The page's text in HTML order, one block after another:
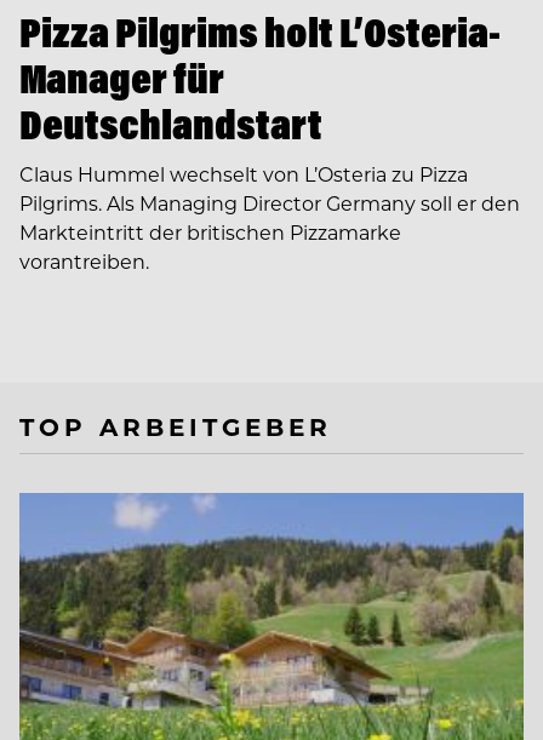
Pizza Pilgrims holt L’Osteria-
Manager für
Deutschlandstart
Claus Hummel wechselt von L’Osteria zu Pizza
Pilgrims. Als Managing Director Germany soll er den
Markteintritt der britischen Pizzamarke
vorantreiben.
TOP ARBEITGEBER